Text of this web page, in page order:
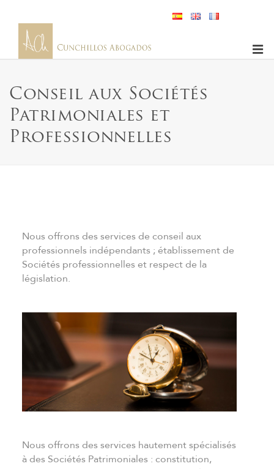
Conseil aux Sociétés
Patrimoniales et
Professionnelles
Nous offrons des services de conseil aux
professionnels indépendants ; établissement de
Sociétés professionnelles et respect de la
législation.
Nous offrons des services hautement spécialisés
à des Sociétés Patrimoniales : constitution,